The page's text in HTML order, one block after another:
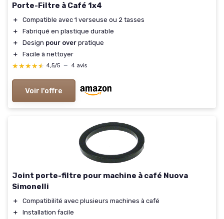
Porte-Filtre à Café 1x4
＋
Compatible avec 1 verseuse ou 2 tasses
＋
Fabriqué en plastique durable
＋
Design pour over pratique
＋
Facile à nettoyer
★★★★★
★★★★★ 4,5/5 — 4 avis
Voir l'offre
Joint porte-filtre pour machine à café Nuova
Simonelli
＋
Compatibilité avec plusieurs machines à café
＋
Installation facile